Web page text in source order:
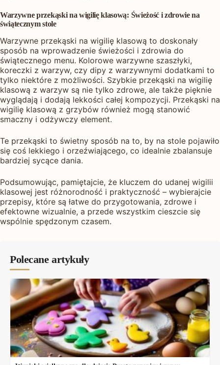
Warzywne przekąski na wigilię klasową: Świeżość i zdrowie na
świątecznym stole
Warzywne przekąski na wigilię klasową to doskonały
sposób na wprowadzenie świeżości i zdrowia do
świątecznego menu. Kolorowe warzywne szaszłyki,
koreczki z warzyw, czy dipy z warzywnymi dodatkami to
tylko niektóre z możliwości. Szybkie przekąski na wigilię
klasową z warzyw są nie tylko zdrowe, ale także pięknie
wyglądają i dodają lekkości całej kompozycji. Przekąski na
wigilię klasową z grzybów również mogą stanowić
smaczny i odżywczy element.
Te przekąski to świetny sposób na to, by na stole pojawiło
się coś lekkiego i orzeźwiającego, co idealnie zbalansuje
bardziej sycące dania.
Podsumowując, pamiętajcie, że kluczem do udanej wigilii
klasowej jest różnorodność i praktyczność – wybierajcie
przepisy, które są łatwe do przygotowania, zdrowe i
efektowne wizualnie, a przede wszystkim cieszcie się
wspólnie spędzonym czasem.
Polecane artykuły